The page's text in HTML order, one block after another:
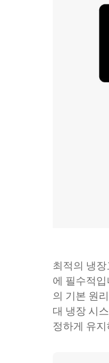
최적의 냉
에 필수적
의 기본 원
대 냉장 시
정하게 유